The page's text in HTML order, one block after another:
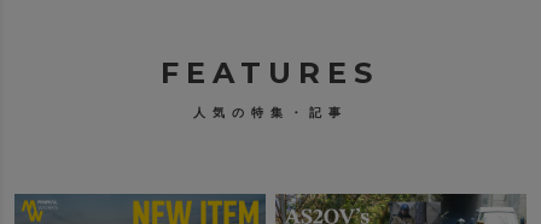
FEATURES
人気の特集・記事